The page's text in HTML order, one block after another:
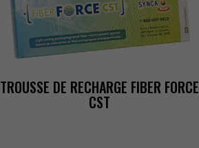
TROUSSEDERECHARGEFIBERFORCE
CST